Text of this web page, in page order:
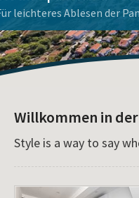
leichteres Ablesen der
Dolce Vita Haus
auf
Sie ein Boot
Čikat -
auf der
Willkommen in
Style is a way to say